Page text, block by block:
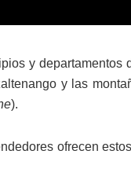
y
y las
).
ofrecen